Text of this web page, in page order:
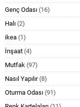
Genç Odası (16)
Halı (2)
ikea (1)
İnşaat (4)
Mutfak (97)
Nasıl Yapılır(8)
Oturma Odası (91)